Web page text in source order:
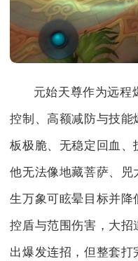
元始天尊作为远程
控制、高额减防与技
板极脆、无稳定回血、
他无法像地藏菩萨、兕
生万象可眩晕目标并降
控盾与范围伤害，大
出爆发连招，但整套打